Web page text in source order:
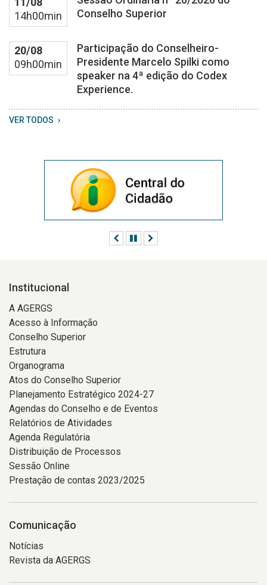
20
14h00min
Conselho Superior
20/08
09h00min
Participação do Conselheiro-
Presidente Marcelo Spilki como
speaker na 4ª edição do Codex
Experience.
VER TODOS
AnteriorPausar
Institucional
A AGERGS
Acesso à Informação
Conselho Superior
Estrutura
Organograma
Atos do Conselho Superior
Planejamento Estratégico 2024-27
Agendas do Conselho e de Eventos
Relatórios de Atividades
Agenda Regulatória
Distribuição de Processos
Sessão Online
Prestação de contas 2023/2025
Comunicação
Notícias
Revista da AGERGS